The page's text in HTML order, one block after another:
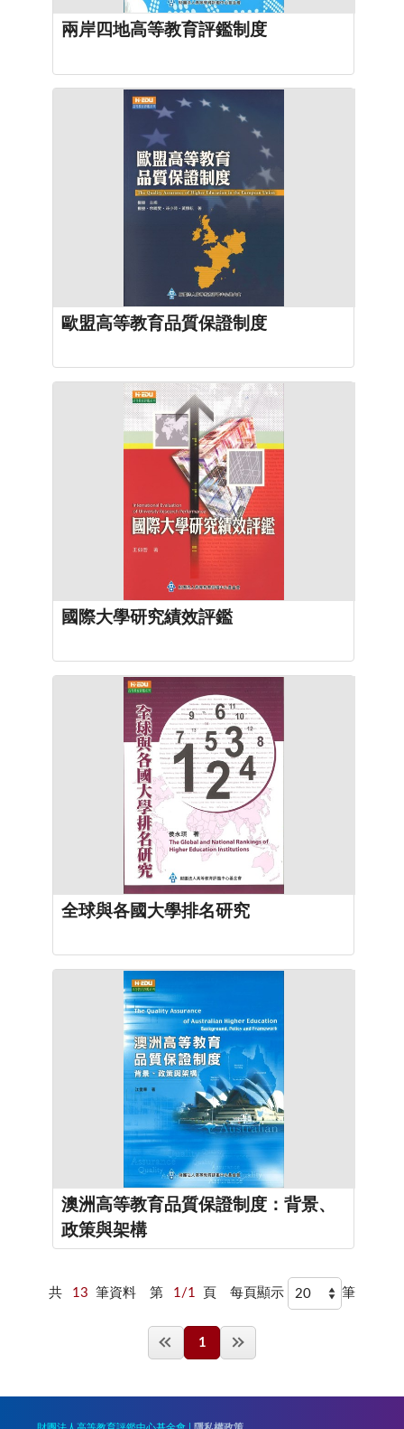
兩岸四地高等教育評鑑制度
歐盟高等教育品質保證制度
國際大學研究績效評鑑
全球與各國大學排名研究
澳洲高等教育品質保證制度：背景、
政策與架構
共 13 筆資料 第 1/1 頁 每頁顯示 筆
1